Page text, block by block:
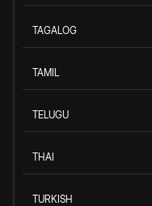
TAGALOG
TAMIL
TELUGU
THAI
TURKISH